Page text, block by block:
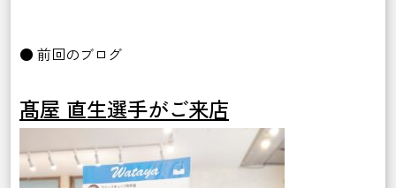
● 前回のブログ
髙屋 直生選手がご来店